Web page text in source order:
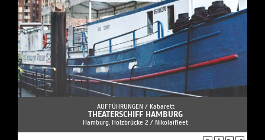
AUFFÜHRUNGEN / Kabarett
THEATERSCHIFF HAMBURG
Hamburg, Holzbrücke 2 / Nikolaifleet